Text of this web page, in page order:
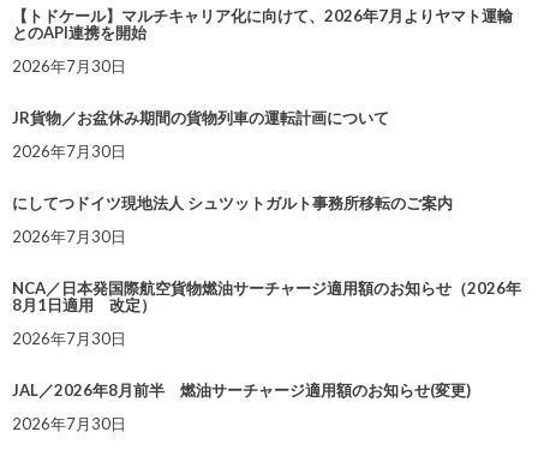
【トドケール】マルチキャリア化に向けて、2026年7月よりヤマト運輸
とのAPI連携を開始
2026年7月30日
JR貨物／お盆休み期間の貨物列車の運転計画について
2026年7月30日
にしてつドイツ現地法人 シュツットガルト事務所移転のご案内
2026年7月30日
NCA／日本発国際航空貨物燃油サーチャージ適用額のお知らせ（2026年
8月1日適用 改定）
2026年7月30日
JAL／2026年8月前半 燃油サーチャージ適用額のお知らせ(変更)
2026年7月30日